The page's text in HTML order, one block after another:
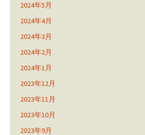
2024年5月
2024年4月
2024年3月
2024年2月
2024年1月
2023年12月
2023年11月
2023年10月
2023年9月